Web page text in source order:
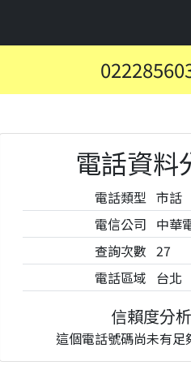
電話資料
電話類型 市話
電信公司 中華
查詢次數 27
電話區域 台北
信賴度分
這個電話號碼尚未有足